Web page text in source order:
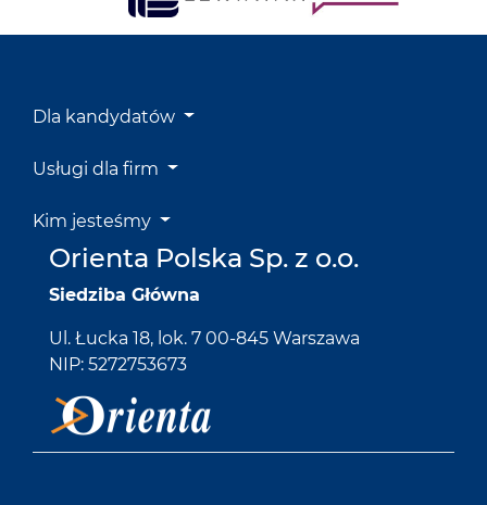
Dla kandydatów
Usługi dla firm
Kim jesteśmy
Orienta Polska Sp. z o.o.
Siedziba Główna
Ul. Łucka 18, lok. 7 00-845 Warszawa
NIP: 5272753673